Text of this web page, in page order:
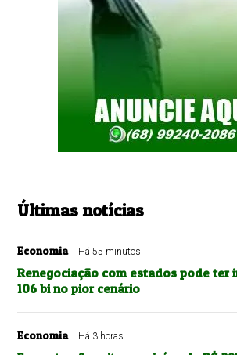
Últimas notícias
Economia Há 55 minutos
Renegociação com estados pode ter
106 bi no pior cenário
Economia Há 3 horas